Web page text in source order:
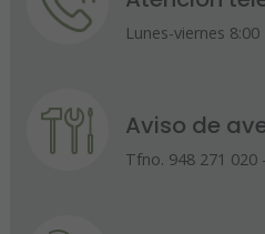
Lunes-viernes 8:00
Aviso de
Tfno. 948 271 020